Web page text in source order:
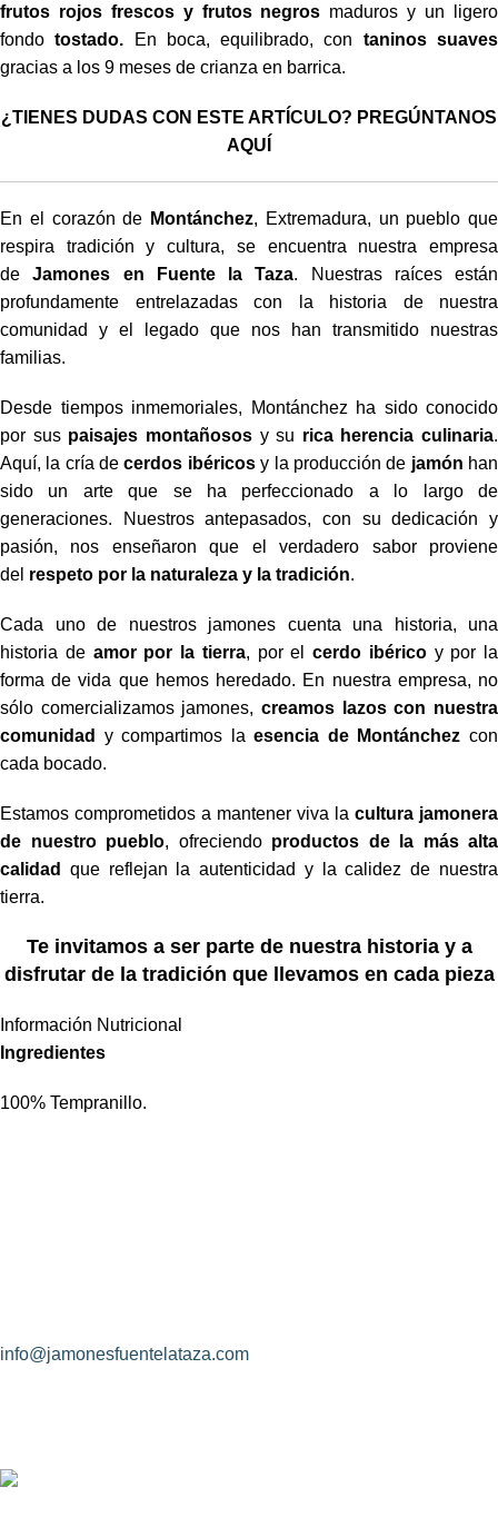
frutos rojos frescos y frutos negros maduros y un ligero
fondotostado. En boca, equilibrado, con taninos suaves
gracias a los 9 meses de crianza en barrica.
¿TIENES DUDAS CON ESTE ARTÍCULO? PREGÚNTANOS
AQUÍ
En el corazón de Montánchez, Extremadura, un pueblo que
respira tradición y cultura, se encuentra nuestra empresa
deJamones en Fuente la Taza. Nuestras raíces están
profundamente entrelazadas con la historia de nuestra
comunidad y el legado que nos han transmitido nuestras
familias.
Desde tiempos inmemoriales, Montánchez ha sido conocido
por sus paisajes montañososy su rica herencia culinaria.
Aquí, la cría decerdos ibéricosy la producción de jamón han
sido un arte que se ha perfeccionado a lo largo de
generaciones. Nuestros antepasados, con su dedicación y
pasión, nos enseñaron que el verdadero sabor proviene
del respeto por la naturaleza y la tradición.
Cada uno de nuestros jamones cuenta una historia, una
historia deamor por la tierra, por el cerdo ibéricoy por la
forma de vida que hemos heredado. En nuestra empresa, no
sólo comercializamos jamones, creamos lazos con nuestra
comunidad
y compartimos laesencia de Montánchez con
cada bocado.
Estamos comprometidos a mantener viva la cultura jamonera
de nuestro pueblo, ofreciendo productos de la más alta
calidad
que reflejan la autenticidad y la calidez de nuestra
tierra.
Te invitamos a ser parte de nuestra historia y a
disfrutar de la tradición que llevamos en cada pieza
Información Nutricional
Ingredientes
100% Tempranillo.
info@jamonesfuentelataza.com